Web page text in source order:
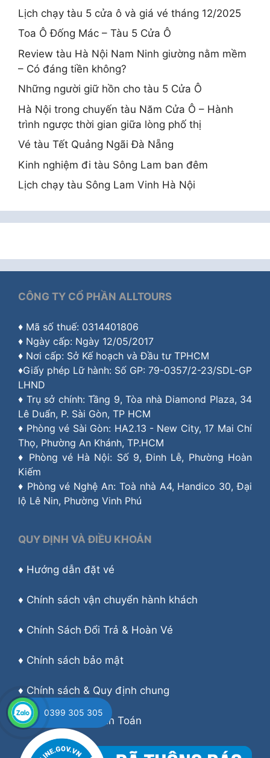
Lịch chạy tàu 5 cửa ô và giá vé tháng 12/2025
Toa Ô Đống Mác – Tàu 5 Cửa Ô
Review tàu Hà Nội Nam Ninh giường nằm mềm
– Có đáng tiền không?
Những người giữ hồn cho tàu 5 Cửa Ô
Hà Nội trong chuyến tàu Năm Cửa Ô – Hành
trình ngược thời gian giữa lòng phố thị
Vé tàu Tết Quảng Ngãi Đà Nẵng
Kinh nghiệm đi tàu Sông Lam ban đêm
Lịch chạy tàu Sông Lam Vinh Hà Nội
CÔNG TY CỔ PHẦN ALLTOURS
♦ Mã số thuế: 0314401806
♦ Ngày cấp: Ngày 12/05/2017
♦ Nơi cấp: Sở Kế hoạch và Đầu tư TPHCM
♦Giấy phép Lữ hành: Số GP: 79-0357/2-23/SDL-GP
LHND
♦ Trụ sở chính: Tầng 9, Tòa nhà Diamond Plaza, 34
Lê Duẩn, P. Sài Gòn, TP HCM
♦ Phòng vé Sài Gòn: HA2.13 - New City, 17 Mai Chí
Thọ, Phường An Khánh, TP.HCM
♦ Phòng vé Hà Nội: Số 9, Đinh Lễ, Phường Hoàn
Kiếm
♦ Phòng vé Nghệ An: Toà nhà A4, Handico 30, Đại
lộ Lê Nin, Phường Vinh Phú
QUY ĐỊNH VÀ ĐIỀU KHOẢN
♦ Hướng dẫn đặt vé
♦ Chính sách vận chuyển hành khách
♦ Chính Sách Đổi Trả & Hoàn Vé
♦ Chính sách bảo mật
♦ Chính sách & Quy định chung
♦Hướng dẫn Thanh Toán
0399 305 305